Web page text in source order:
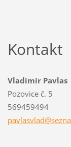
Kontakt
Vladimír Pavlas
Pozovice č. 5
569459494
pavlasvlad@sezna